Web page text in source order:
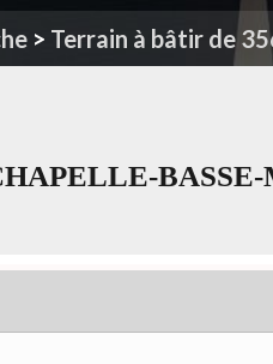
> Terrain à bâtir de